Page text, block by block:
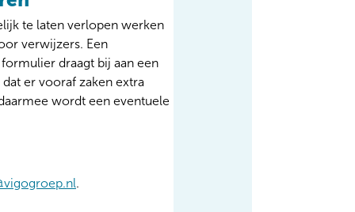
te laten verlopen werken
verwijzers. Een
draagt bij aan een
er vooraf zaken extra
wordt een eventuele
.